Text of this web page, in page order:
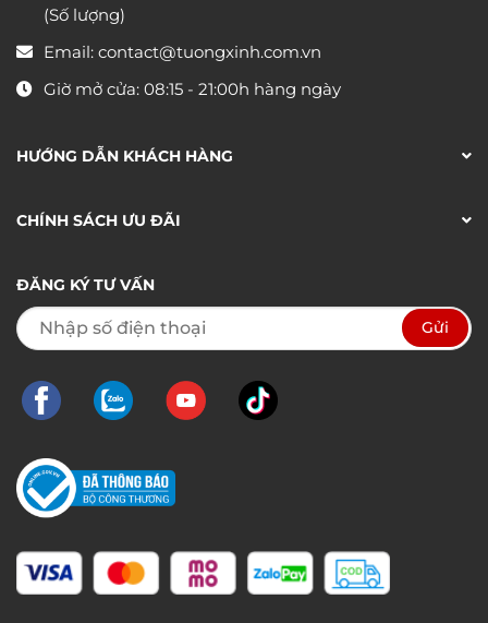
(Số lượng)
Email: contact@tuongxinh.com.vn
Giờ mở cửa: 08:15 - 21:00h hàng ngày
HƯỚNG DẪN KHÁCH HÀNG
CHÍNH SÁCH ƯU ĐÃI
ĐĂNG KÝ TƯ VẤN